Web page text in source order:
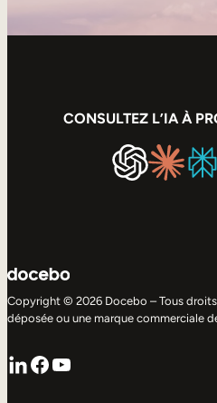
CONSULTEZ L’IA À
Copyright © 2026 Docebo – Tous
déposée ou une marque commerciale
LinkedIn
Facebook
YouTube